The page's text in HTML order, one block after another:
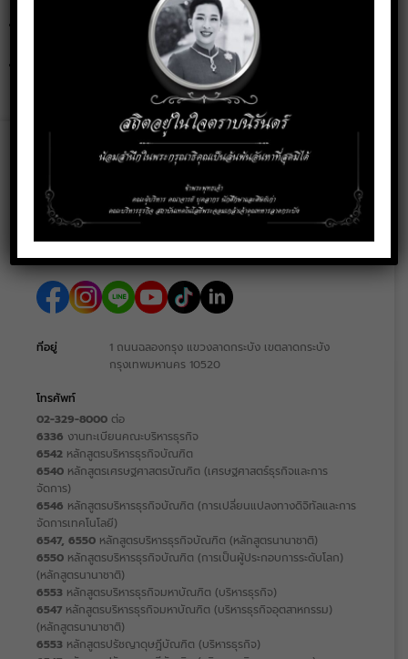
ที่อยู่
1 ถนนฉลองกรุง แขวงลาดกระบัง เขตลาดกระบัง
กรุงเทพมหานคร 10520
โทรศัพท์
02-329-8000 ต่อ
6336 งานทะเบียนคณะบริหารธุรกิจ
6542 หลักสูตรบริหารธุรกิจบัณฑิต
6540 หลักสูตรเศรษฐศาสตรบัณฑิต (เศรษฐศาสตร์ธุรกิจและการ
จัดการ)
6546 หลักสูตรบริหารธุรกิจบัณฑิต (การเปลี่ยนแปลงทางดิจิทัลและการ
จัดการเทคโนโลยี)
6547, 6550 หลักสูตรบริหารธุรกิจบัณฑิต (หลักสูตรนานาชาติ)
6550 หลักสูตรบริหารธุรกิจบัณฑิต (การเป็นผู้ประกอบการระดับโลก)
(หลักสูตรนานาชาติ)
6553 หลักสูตรบริหารธุรกิจมหาบัณฑิต (บริหารธุรกิจ)
6547 หลักสูตรบริหารธุรกิจมหาบัณฑิต (บริหารธุรกิจอุตสาหกรรม)
(หลักสูตรนานาชาติ)
6553 หลักสูตรปรัชญาดุษฎีบัณฑิต (บริหารธุรกิจ)